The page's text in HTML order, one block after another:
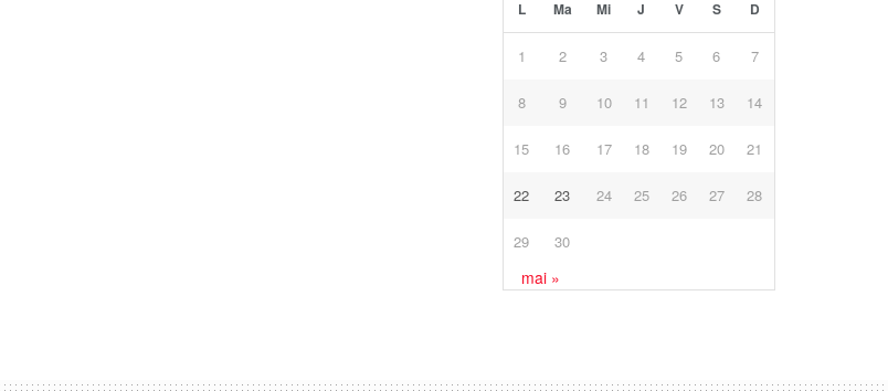
L Ma Mi J V S D
1 2 3 4 5 6 7
8 9 10 11 12 13 14
15 16 17 18 19 20 21
22 23 24 25 26 27 28
29 30
mai »